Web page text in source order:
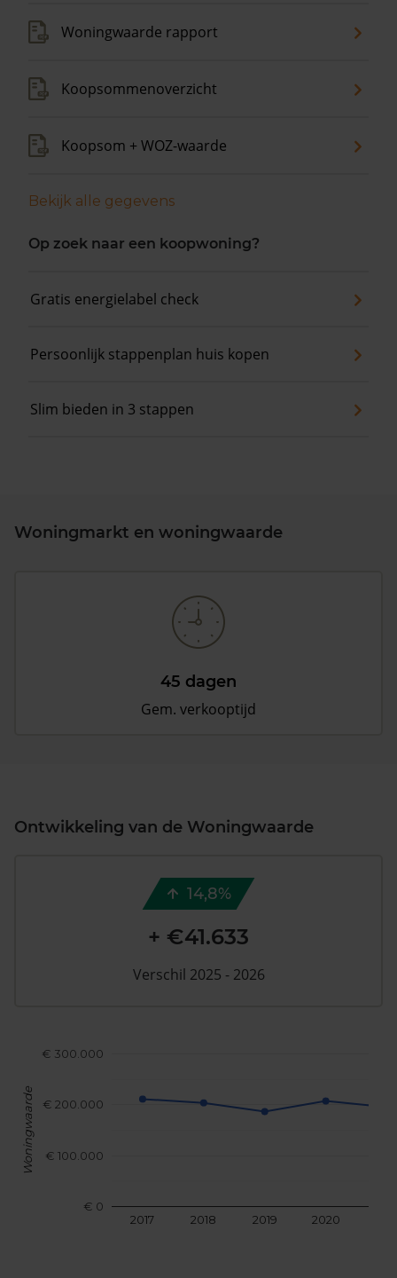
Woningwaarde rapport
Koopsommenoverzicht
Koopsom + WOZ-waarde
Bekijk alle gegevens
Op zoek naar een koopwoning?
Gratis energielabel check
Persoonlijk stappenplan huis kopen
Slim bieden in 3 stappen
Woningmarkt en woningwaarde
45 dagen
Gem. verkooptijd
Ontwikkeling van de Woningwaarde
2017 2018 2019 2020
€ 0
€ 100.000
€ 200.000
€ 300.000
Woningwaarde
14,8%
+ €41.633
Verschil 2025 - 2026